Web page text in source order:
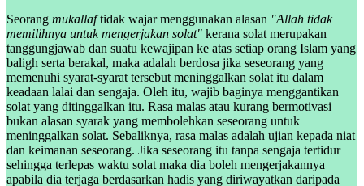
Seorang mukallaftidak wajar menggunakan alasan "Allah tidak
memilihnya untuk mengerjakan solat" kerana solat merupakan
tanggungjawab dan suatu kewajipan ke atas setiap orang Islam yang
baligh serta berakal, maka adalah berdosa jika seseorang yang
memenuhi syarat-syarat tersebut meninggalkan solat itu dalam
keadaan lalai dan sengaja. Oleh itu, wajib baginya menggantikan
solat yang ditinggalkan itu. Rasa malas atau kurang bermotivasi
bukan alasan syarak yang membolehkan seseorang untuk
meninggalkan solat. Sebaliknya, rasa malas adalah ujian kepada niat
dan keimanan seseorang. Jika seseorang itu tanpa sengaja tertidur
sehingga terlepas waktu solat maka dia boleh mengerjakannya
apabila dia terjaga berdasarkan hadis yang diriwayatkan daripada